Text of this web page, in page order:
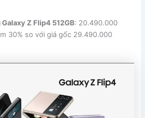
Z Flip4 512GB: 20.490.000
30% so với giá gốc 29.490.000